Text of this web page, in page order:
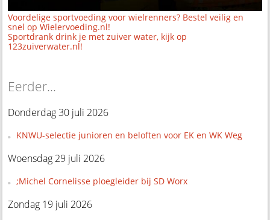
Voordelige sportvoeding voor wielrenners? Bestel veilig en
snel op Wielervoeding.nl!
Sportdrank drink je met zuiver water, kijk op
123zuiverwater.nl!
Eerder...
Donderdag 30 juli 2026
KNWU-selectie junioren en beloften voor EK en WK Weg
Woensdag 29 juli 2026
;Michel Cornelisse ploegleider bij SD Worx
Zondag 19 juli 2026